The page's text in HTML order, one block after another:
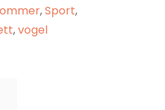
,Sport,
,vogel